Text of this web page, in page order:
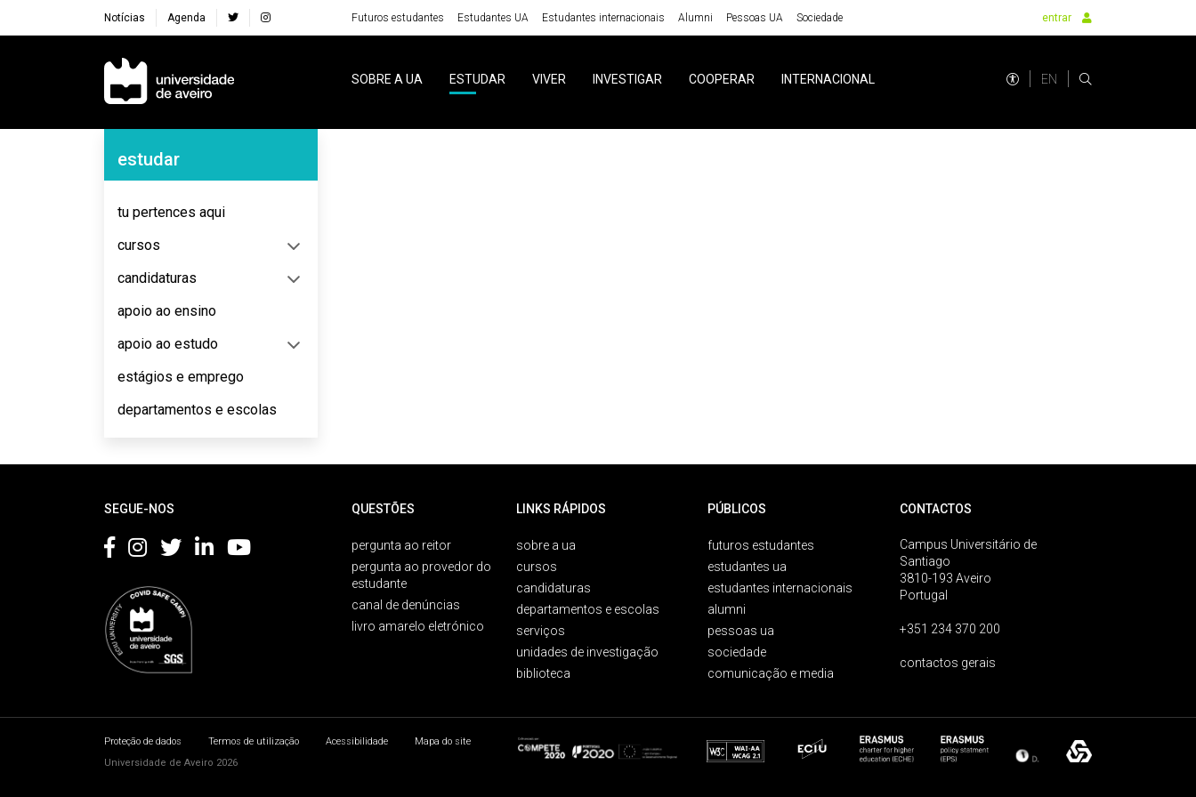
Notícias Agenda Futuros estudantes Estudantes UA Estudantes internacionais Alumni Pessoas UA Sociedade entrar
Navegação Principal
SOBRE A UA ESTUDAR VIVER INVESTIGAR COOPERAR INTERNACIONAL EN
Navegação Lateral
estudar
tu pertences aqui
cursos
candidaturas
apoio ao ensino
apoio ao estudo
estágios e emprego
departamentos e escolas
SEGUE-NOS QUESTÕES
pergunta ao reitor
pergunta ao provedor do
estudante
canal de denúncias
livro amarelo eletrónico
LINKS RÁPIDOS
sobre a ua
cursos
candidaturas
departamentos e escolas
serviços
unidades de investigação
biblioteca
PÚBLICOS
futuros estudantes
estudantes ua
estudantes internacionais
alumni
pessoas ua
sociedade
comunicação e media
CONTACTOS
Campus Universitário de
Santiago
3810-193 Aveiro
Portugal
+351 234 370 200
contactos gerais
Proteção de dados Termos de utilização Acessibilidade
Mapa do site
Universidade de Aveiro 2026